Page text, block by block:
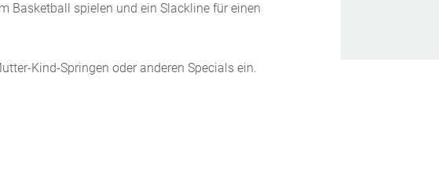
Basketball spielen und ein Slackline für einen
Kind-Springen oder anderen Specials ein.